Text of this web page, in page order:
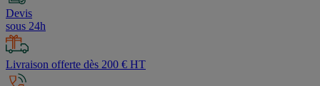
Devis
sous 24h
Livraison offerte dès 200 € HT